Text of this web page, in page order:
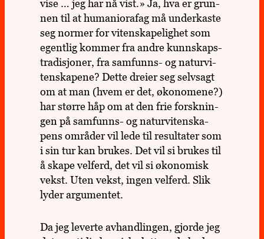
vise … jeg har nå vist.» Ja, hva er grun­
nen til at huma­niora­fag må under­kaste
seg normer for viten­ska­pe­lig­het som
egent­lig kommer fra andre kunn­skaps­
tra­di­sjo­ner, fra sam­funns- og natur­vi­
ten­ska­pene? Dette dreier seg selv­sagt
om at man (hvem er det, øko­no­mene?)
har større håp om at den frie forsk­nin­
gen på sam­funns- og natur­vi­ten­ska­
pens områ­der vil lede til resul­ta­ter som
i sin tur kan brukes. Det vil si brukes til
å skape vel­ferd, det vil si øko­no­misk
vekst. Uten vekst, ingen vel­ferd. Slik
lyder argu­men­tet.
Da jeg leverte avhand­lin­gen, gjorde jeg